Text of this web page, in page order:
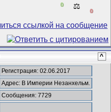
0 ⚖️
0
^
Регистрация: 02.06.2017
Адрес: В Империи Незанхельм.
Сообщения: 7729